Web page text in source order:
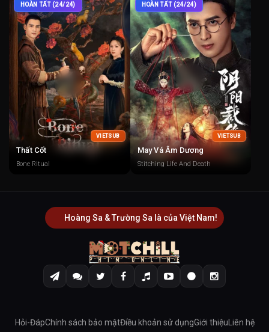
HOÀN TẤT (24/24)
VIETSUB
Thất Cốt
Bone Ritual
HOÀN TẤT (24/24)
VIETSUB
May Vá Âm Dương
Stitching Life And Death
Hoàng Sa & Trường Sa là của Việt Nam!
Hỏi-ĐápChính sách bảo mậtĐiều khoản sử dụngGiới thiệuLiên hệ